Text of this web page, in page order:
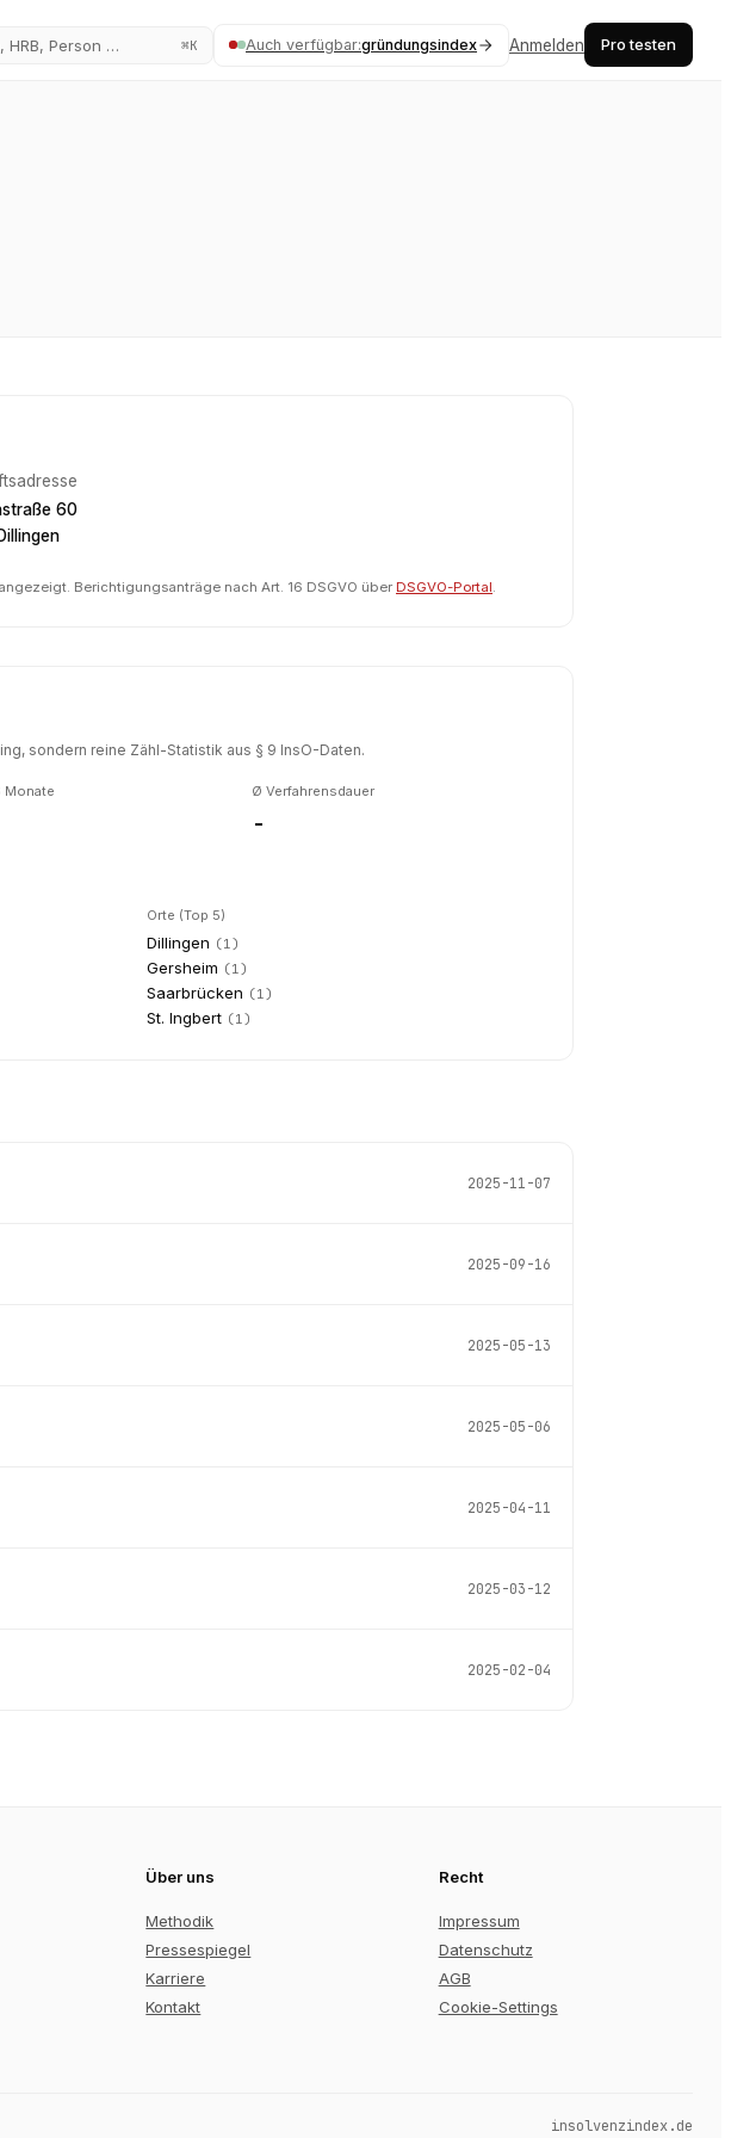
HRB, Person … ⌘K Auch verfügbar:gründungsindex Anmelden Pro testen
60
Berichtigungsanträge nach Art. 16 DSGVO über DSGVO-Portal.
sondern reine Zähl-Statistik aus § 9 InsO-Daten.
Monate Ø Verfahrensdauer
-
Orte (Top 5)
Dillingen (1)
Gersheim (1)
Saarbrücken (1)
St. Ingbert (1)
2025-11-07
2025-09-16
2025-05-13
2025-05-06
2025-04-11
2025-03-12
2025-02-04
Über uns
Methodik
Pressespiegel
Karriere
Kontakt
Recht
Impressum
Datenschutz
AGB
Cookie-Settings
insolvenzindex.de